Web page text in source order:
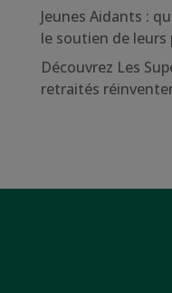
Jeunes Aidants :
le soutien de
Découvrez Les
retraités